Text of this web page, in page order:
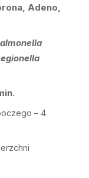
Adeno,
– 4